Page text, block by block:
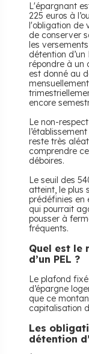
L'épargnant
225 euros à
l'obligation de
de conserver
les
détention
répondre à un
est donné au
encore
Le non-
reste très
comprendre
déboires.
Le seuil des
atteint, le plus
prédéfinies en
qui pourrait
pousser à
fréquents.
Quel est le
d’un PEL ?
Le plafond
d’épargne
que ce
capitalisation
Les
détention